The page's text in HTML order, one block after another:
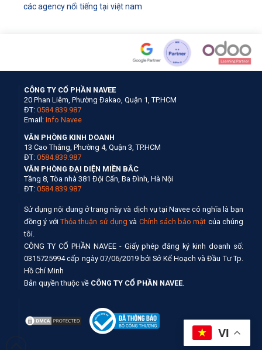
các agency nổi tiếng tại việt nam
CÔNG TY CỔ PHẦN NAVEE
20 Phan Liêm, Phường Đakao, Quận 1, TP.HCM
ĐT: 0584.839.987
Email: Info Navee
VĂN PHÒNG KINH DOANH
13 Cao Thắng, Phường 4, Quận 3, TP.HCM
ĐT: 0584.839.987
VĂN PHÒNG ĐẠI DIỆN MIỀN BẮC
Tầng 8, Tòa nhà 381 Đội Cấn, Ba Đình, Hà Nội
ĐT: 0584.839.987
Sử dụng nội dung ở trang này và dịch vụ tại Navee có nghĩa là bạn
đồng ý với Thỏa thuận sử dụng và Chính sách bảo mật của chúng
tôi.
CÔNG TY CỔ PHẦN NAVEE - Giấy phép đăng ký kinh doanh số:
0315725994 cấp ngày 07/06/2019 bởi Sở Kế Hoạch và Đầu Tư Tp.
Hồ Chí Minh
Bản quyền thuộc về CÔNG TY CỔ PHẦN NAVEE
VI